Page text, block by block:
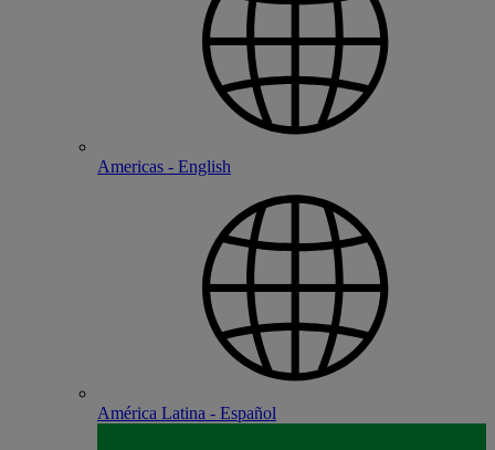
Americas - English
América Latina - Español